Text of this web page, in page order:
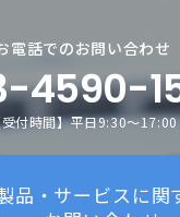
電話でのお問い合わせ
4590-
付時間】平日9:30～17:00
品・サービスに関